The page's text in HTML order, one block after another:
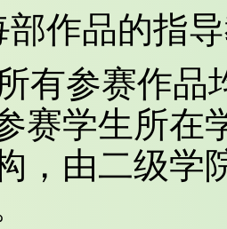
部作品的指
有参赛作
赛学生所在
，由二级学